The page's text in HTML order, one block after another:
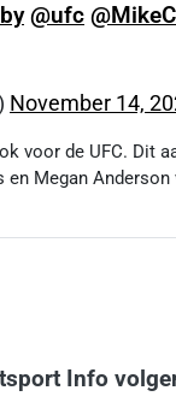
@ufc
November 14,
voor de UFC. Dit
Megan
Info